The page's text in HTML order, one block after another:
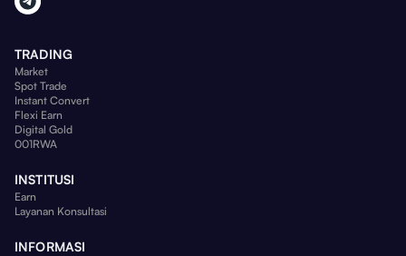
TRADING
Market
Spot Trade
Instant Convert
Flexi Earn
Digital Gold
001RWA
INSTITUSI
Earn
Layanan Konsultasi
INFORMASI